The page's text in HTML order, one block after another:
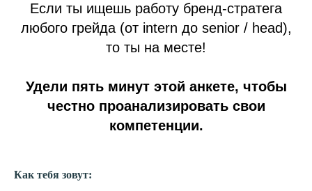
Если ты ищешь работу бренд-стратега
любого грейда (от intern до senior / head),
то ты на месте!
Удели пять минут этой анкете, чтобы
честно проанализировать свои
компетенции.
Как тебя зовут: